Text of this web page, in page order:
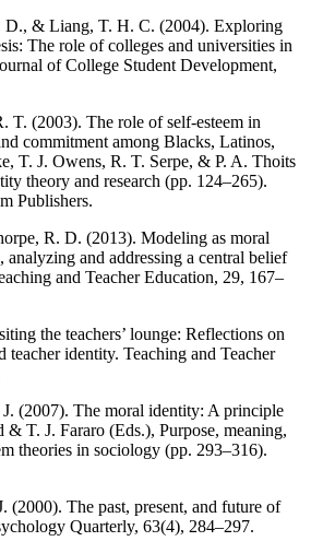
D., & Liang, T. H. C. (2004). Exploring
The role of colleges and universities in
of College Student Development,
T. (2003). The role of self-esteem in
commitment among Blacks, Latinos,
T. J. Owens, R. T. Serpe, & P. A. Thoits
theory and research (pp. 124–265).
Publishers.
R. D. (2013). Modeling as moral
and addressing a central belief
and Teacher Education, 29, 167–
the teachers’ lounge: Reflections on
teacher identity. Teaching and Teacher
(2007). The moral identity: A principle
T. J. Fararo (Eds.), Purpose, meaning,
theories in sociology (pp. 293–316).
(2000). The past, present, and future of
Quarterly, 63(4), 284–297.